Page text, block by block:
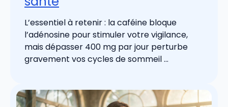
L’essentiel à retenir : la caféine bloque
l’adénosine pour stimuler votre vigilance,
mais dépasser 400 mg par jour perturbe
gravement vos cycles de sommeil ...